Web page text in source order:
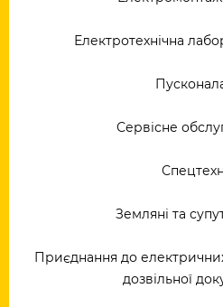
Електротехнічна
Сервісне
Земляні та
Приєднання до
дозвільної